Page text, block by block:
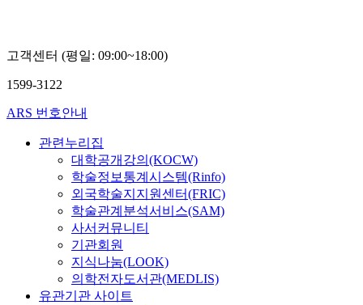
옥
고객센터 (평일: 09:00~18:00)
1599-3122
ARS 번호안내
관련누리집
대학공개강의(KOCW)
학술정보통계시스템(Rinfo)
외국학술지지원센터(FRIC)
학술관계분석서비스(SAM)
사서커뮤니티
기관회원
지식나눔(LOOK)
의학전자도서관(MEDLIS)
유관기관 사이트